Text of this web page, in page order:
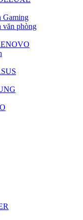
Gaming
văn phòng